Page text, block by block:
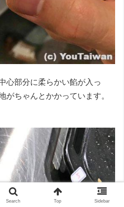
心部分に柔らかい餡が入っ
がちゃんとかかっています。
Search Top Sidebar